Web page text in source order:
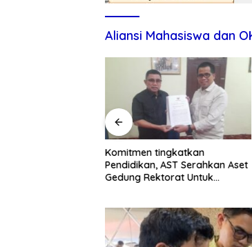
Aliansi Mahasiswa dan
Komitmen tingkatkan
Pendidikan, AST Serahkan Aset
Gedung Rektorat Untuk